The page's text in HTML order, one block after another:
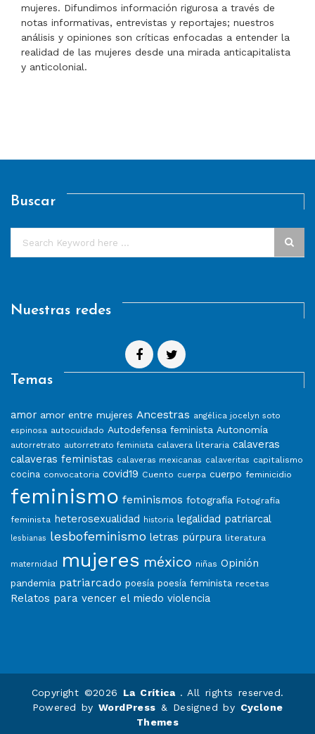
mujeres. Difundimos información rigurosa a través de
notas informativas, entrevistas y reportajes; nuestros
análisis y opiniones son críticas enfocadas a entender la
realidad de las mujeres desde una mirada anticapitalista
y anticolonial.
Buscar
Nuestras redes
Temas
amor amor entre mujeres Ancestras angélica jocelyn soto
espinosa autocuidado Autodefensa feminista Autonomía
autorretrato autorretrato feminista calavera literaria calaveras
calaveras feministas calaveras mexicanas calaveritas capitalismo
cocina convocatoria covid19 Cuento cuerpa cuerpo feminicidio
feminismo feminismos fotografía Fotografía
feminista heterosexualidad historia legalidad patriarcal
lesbianas lesbofeminismo letras púrpura literatura
maternidad mujeres méxico niñas Opinión
pandemia patriarcado poesía poesía feminista recetas
Relatos para vencer el miedo violencia
Copyright ©2026 La Crítica . All rights reserved.
Powered by WordPress & Designed by Cyclone
Themes